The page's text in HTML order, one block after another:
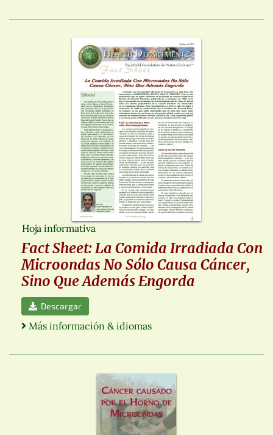
Hoja informativa
Fact Sheet: La Comida Irradiada Con
Microondas No Sólo Causa Cáncer,
Sino Que Además Engorda
Descargar
Más información & idiomas